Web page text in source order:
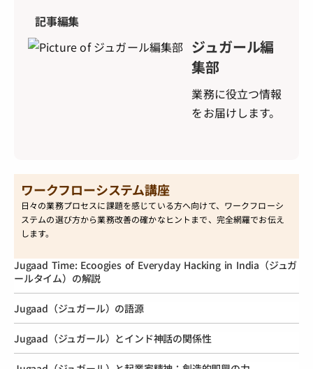
記事編集
ジュガール編
集部
業務に役立つ情報
をお届けします。
ワークフローシステム講座
日々の業務プロセスに課題を感じている方へ向けて、ワークフローシ
ステムの選び方から業務改善の確かなヒントまで、完全網羅でお伝え
します。
Jugaad Time: Ecoogies of Everyday Hacking in India（ジュガ
ールタイム）の解説
Jugaad（ジュガール）の語源
Jugaad（ジュガール）とインド神話の関係性